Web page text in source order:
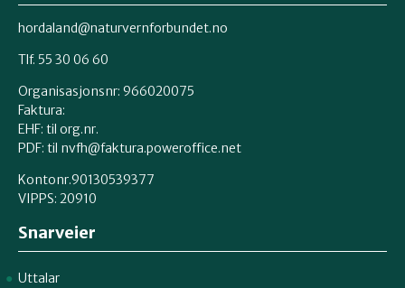
hordaland@naturvernforbundet.no
Tlf. 55 30 06 60
Organisasjonsnr: 966020075
Faktura:
EHF: til org.nr.
PDF: til nvfh@faktura.poweroffice.net
Kontonr.90130539377
VIPPS: 20910
Snarveier
Uttalar